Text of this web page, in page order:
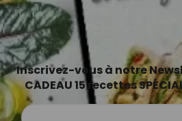
Inscrivez-vous à notre
CADEAU 15 recettes